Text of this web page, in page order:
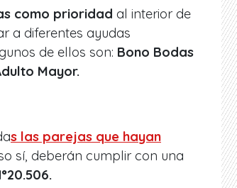
como prioridad al interior de
a diferentes ayudas
de ellos son: Bono Bodas
Mayor.
s las parejas que hayan
sí, deberán cumplir con una